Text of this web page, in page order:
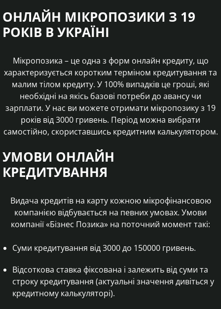
ОНЛАЙН МІКРОПОЗИКИ З 19
РОКІВ В УКРАЇНІ
Мікропозика – це одна з форм онлайн кредиту, що
характеризується коротким терміном кредитування та
малим тілом кредиту. У 100% випадків це гроші, які
необхідні на якісь базові потреби до авансу чи
зарплати. У нас ви можете отримати мікропозику з 19
років від 3000 гривень. Період можна вибрати
самостійно, скориставшись кредитним калькулятором.
УМОВИ ОНЛАЙН
КРЕДИТУВАННЯ
Видача кредитів на карту кожною мікрофінансовою
компанією відбувається на певних умовах. Умови
компанії «Бізнес Позика» на поточний момент такі:
Суми кредитування від 3000 до 150000 гривень.
Відсоткова ставка фіксована і залежить від суми та
строку кредитування (актуальні значення дивіться у
кредитному калькуляторі).